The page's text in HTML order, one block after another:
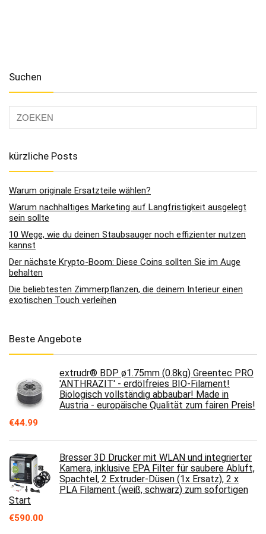
Suchen
kürzliche Posts
Warum originale Ersatzteile wählen?
Warum nachhaltiges Marketing auf Langfristigkeit ausgelegt
sein sollte
10 Wege, wie du deinen Staubsauger noch effizienter nutzen
kannst
Der nächste Krypto-Boom: Diese Coins sollten Sie im Auge
behalten
Die beliebtesten Zimmerpflanzen, die deinem Interieur einen
exotischen Touch verleihen
Beste Angebote
extrudr® BDP ø1.75mm (0.8kg) Greentec PRO
'ANTHRAZIT' - erdölfreies BIO-Filament!
Biologisch vollständig abbaubar! Made in
Austria - europäische Qualität zum fairen Preis!
€44.99
Bresser 3D Drucker mit WLAN und integrierter
Kamera, inklusive EPA Filter für saubere Abluft,
Spachtel, 2 Extruder-Düsen (1x Ersatz), 2 x
PLA Filament (weiß, schwarz) zum sofortigen
Start
€590.00